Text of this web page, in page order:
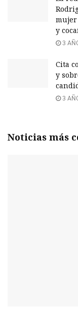
y
3
Cita
y
3
Noticias más